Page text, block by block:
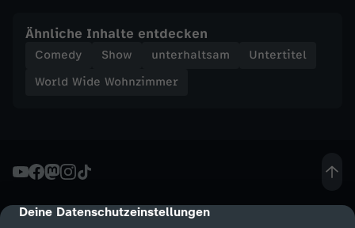
cmp-dialog-description
Deine Datenschutzeinstellungen
i
e
r
Ähnliche Inhalte entdecken
Comedy Show unterhaltsam
Untertitel
World Wide Wohnzimmer